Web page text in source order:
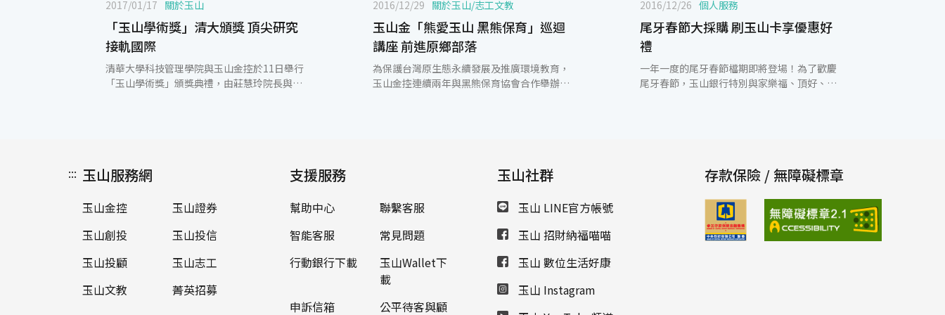
2017/01/17 關於玉山
「玉山學術獎」清大頒獎 頂尖研究
接軌國際
清華大學科技管理學院與玉山金控於11日舉行
「玉山學術獎」頒獎典禮，由莊慧玲院長與王
造就更多優秀的人才，進而提升台灣競爭力。
清大科管院莊慧玲院長則感謝玉山金控，透過
玉山學術獎鼓勵老師努力深耕頂尖研究並接軌
國際，期許未來能有更多這樣熱愛台灣、對國
家社會深具使命感、展現社會責任並多方面協
助學校的企業。 玉山學術獎」依據管理學院不
同領域，頒獎給在該領域TOP 3國際頂尖期刊
有22位老師獲獎，獲獎領域涵蓋財務、會計、
行銷、資訊管理、作業管理以及組織管理，部
2016/12/29 關於玉山/志工文教
玉山金「熊愛玉山 黑熊保育」巡迴
講座 前進原鄉部落
為保護台灣原生態永續發展及推廣環境教育，
玉山金控連續兩年與黑熊保育協會合作舉辦
關保育議題及保育行為的認知，打造友善美好
的生活環境。 玉山金控表示，台灣黑熊中區
「熊愛玉山 中部原鄉黑熊保育」巡迴講座走訪
了台中市和平區，南投縣仁愛鄉、信義鄉等有
熊國的鄰近部落，包括泰雅族的紅葉國小、賽
德克族的廬山國小、布農族的信義國小等20所
偏鄉學校，累計參與師生超過1,000人次，透
過生動活潑的互動式教學，獲得學校師生們熱
情回應，並分享黑熊在部落山林的傳統故事。
相信透過企業的推動與學童的教育，可以讓黑
2016/12/26 個人服務
尾牙春節大採購 刷玉山卡享優惠好
禮
一年一度的尾牙春節檔期即將登場！為了歡慶
尾牙春節，玉山銀行特別與家樂福、頂好、愛
High」活動，滿額消費最高贈4%家樂福即享
券(電子折價券，每歸戶最高回饋3,000元)，還
能享無息分期優惠。 現在申辦玉山家樂福悠遊
聯名卡，新戶獨享首刷好禮三選一，每月13日
店內消費滿599元可享1元換好康、週二購買生
鮮商品滿399元享1元加價特定商品，玉山家樂
::: 玉山服務網
玉山金控
玉山證券
玉山創投
玉山投信
玉山投顧
玉山志工
玉山文教
菁英招募
支援服務
幫助中心
聯繫客服
智能客服
常見問題
行動銀行下載
玉山Wallet下
載
申訴信箱
公平待客與顧
玉山社群
玉山 LINE官方帳號
玉山 招財納福喵喵
玉山 數位生活好康
玉山 Instagram
存款保險 / 無障礙標章